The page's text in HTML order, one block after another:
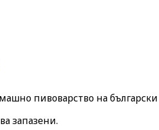
пивоварство на
запазени.